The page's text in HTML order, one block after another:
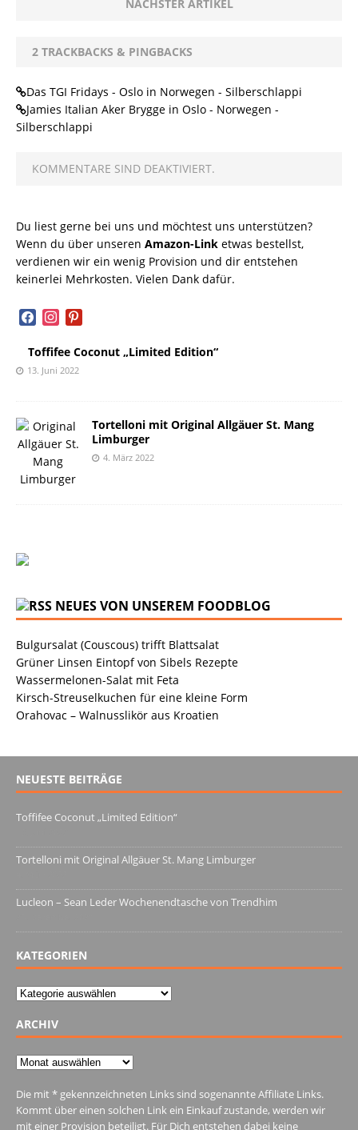
NÄCHSTER ARTIKEL
2 TRACKBACKS & PINGBACKS
Das TGI Fridays - Oslo in Norwegen - Silberschlappi
Jamies Italian Aker Brygge in Oslo - Norwegen -
Silberschlappi
KOMMENTARE SIND DEAKTIVIERT.
Du liest gerne bei uns und möchtest uns unterstützen?
Wenn du über unseren Amazon-Link etwas bestellst,
verdienen wir ein wenig Provision und dir entstehen
keinerlei Mehrkosten. Vielen Dank dafür.
facebookinstagram
pinterest
Toffifee Coconut „Limited Edition“
13. Juni 2022
Tortelloni mit Original Allgäuer St. Mang
Limburger
4. März 2022
NEUES VON UNSEREM FOODBLOG
Bulgursalat (Couscous) trifft Blattsalat
Grüner Linsen Eintopf von Sibels Rezepte
Wassermelonen-Salat mit Feta
Kirsch-Streuselkuchen für eine kleine Form
Orahovac – Walnusslikör aus Kroatien
NEUESTE BEITRÄGE
Toffifee Coconut „Limited Edition“
Tortelloni mit Original Allgäuer St. Mang Limburger
Lucleon – Sean Leder Wochenendtasche von Trendhim
KATEGORIEN
Kategorien
ARCHIV
Archiv
Die mit * gekennzeichneten Links sind sogenannte Affiliate Links.
Kommt über einen solchen Link ein Einkauf zustande, werden wir
mit einer Provision beteiligt. Für Dich entstehen dabei keine